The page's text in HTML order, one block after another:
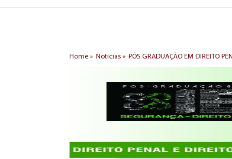
Home » Notícias »